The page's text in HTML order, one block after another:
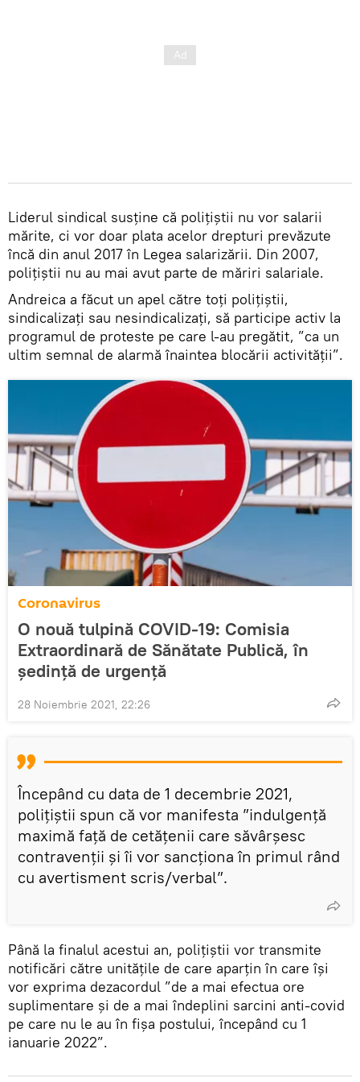
Liderul sindical susține că polițiștii nu vor salarii
mărite, ci vor doar plata acelor drepturi prevăzute
încă din anul 2017 în Legea salarizării. Din 2007,
polițiștii nu au mai avut parte de măriri salariale.
Andreica a făcut un apel către toți polițiștii,
sindicalizați sau nesindicalizați, să participe activ la
programul de proteste pe care l-au pregătit, ”ca un
ultim semnal de alarmă înaintea blocării activității”.
Coronavirus
O nouă tulpină COVID-19: Comisia
Extraordinară de Sănătate Publică, în
ședință de urgență
28 Noiembrie 2021, 22:26
Începând cu data de 1 decembrie 2021,
polițiștii spun că vor manifesta ”indulgență
maximă față de cetățenii care săvârșesc
contravenții și îi vor sancționa în primul rând
cu avertisment scris/verbal”.
Până la finalul acestui an, polițiștii vor transmite
notificări către unitățile de care aparțin în care își
vor exprima dezacordul ”de a mai efectua ore
suplimentare și de a mai îndeplini sarcini anti-covid
pe care nu le au în fișa postului, începând cu 1
ianuarie 2022”.